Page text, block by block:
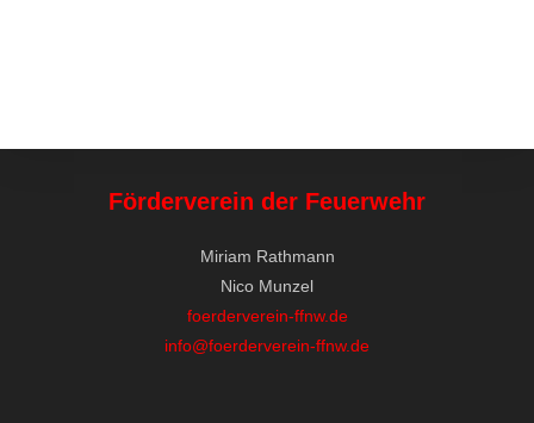
Förderverein der Feuerwehr
Miriam Rathmann
Nico Munzel
foerderverein-ffnw.de
info@foerderverein-ffnw.de